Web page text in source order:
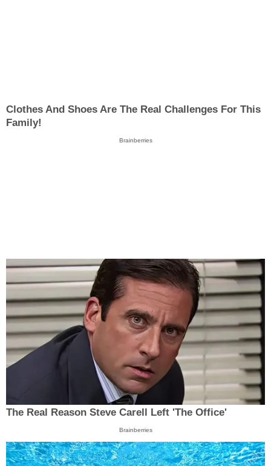
Clothes And Shoes Are The Real Challenges For This
Family!
Brainberries
The Real Reason Steve Carell Left 'The Office'
Brainberries